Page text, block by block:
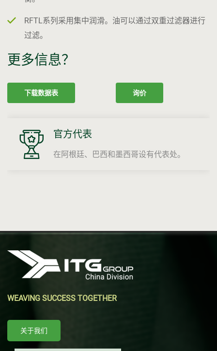
RFTL系列采用集中润滑。油可以通过双重过滤器进行
过滤。
更多信息？
下载数据表 询价
官方代表
在阿根廷、巴西和墨西哥设有代表处。
WEAVING SUCCESS TOGETHER
关于我们